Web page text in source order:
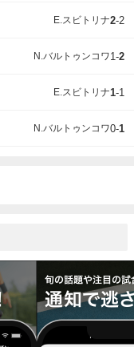
E.スビトリナ2-2
N.バルトゥンコワ1-2
E.スビトリナ1-1
N.バルトゥンコワ0-1